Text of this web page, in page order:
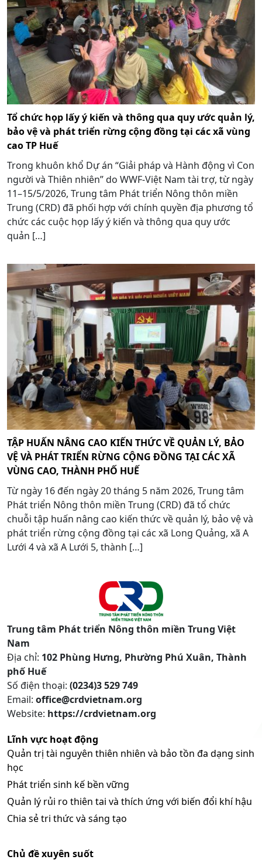
Tổ chức họp lấy ý kiến và thông qua quy ước quản lý,
bảo vệ và phát triển rừng cộng đồng tại các xã vùng
cao TP Huế
Trong khuôn khổ Dự án “Giải pháp và Hành động vì Con
người và Thiên nhiên” do WWF-Việt Nam tài trợ, từ ngày
11–15/5/2026, Trung tâm Phát triển Nông thôn miền
Trung (CRD) đã phối hợp với chính quyền địa phương tổ
chức các cuộc họp lấy ý kiến và thông qua quy ước
quản […]
TẬP HUẤN NÂNG CAO KIẾN THỨC VỀ QUẢN LÝ, BẢO
VỆ VÀ PHÁT TRIỂN RỪNG CỘNG ĐỒNG TẠI CÁC XÃ
VÙNG CAO, THÀNH PHỐ HUẾ
Từ ngày 16 đến ngày 20 tháng 5 năm 2026, Trung tâm
Phát triển Nông thôn miền Trung (CRD) đã tổ chức
chuỗi tập huấn nâng cao kiến thức về quản lý, bảo vệ và
phát triển rừng cộng đồng tại các xã Long Quảng, xã A
Lưới 4 và xã A Lưới 5, thành […]
Trung tâm Phát triển Nông thôn miền Trung Việt
Nam
Địa chỉ: 102 Phùng Hưng, Phường Phú Xuân, Thành
phố Huế
Số điện thoại: (0234)3 529 749
Email: office@crdvietnam.org
Website: https://crdvietnam.org
Lĩnh vực hoạt động
Quản trị tài nguyên thiên nhiên và bảo tồn đa dạng sinh
học
Phát triển sinh kế bền vững
Quản lý rủi ro thiên tai và thích ứng với biến đổi khí hậu
Chia sẻ tri thức và sáng tạo
Chủ đề xuyên suốt